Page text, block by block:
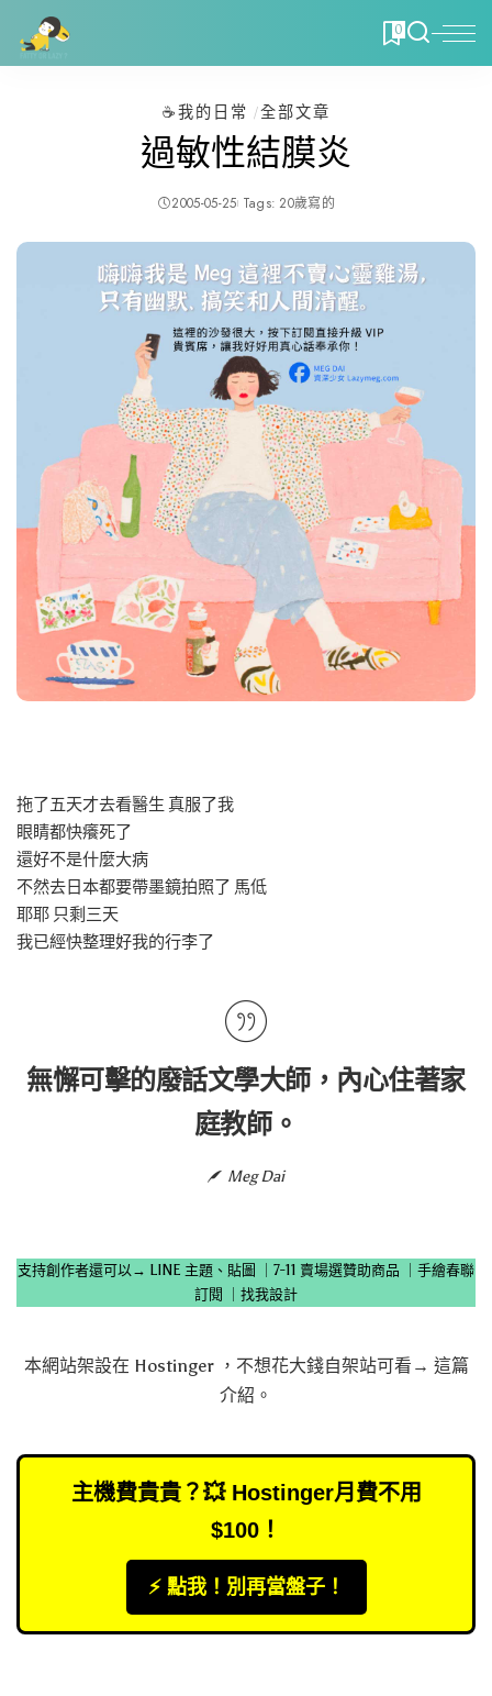
0
☕️我的日常 全部文章
過敏性結膜炎
2005-05-25 Tags: 20歲寫的
拖了五天才去看醫生 真服了我
眼睛都快癢死了
還好不是什麼大病
不然去日本都要帶墨鏡拍照了 馬低
耶耶 只剩三天
我已經快整理好我的行李了
無懈可擊的廢話文學大師，內心住著家
庭教師。
Meg Dai
支持創作者還可以→ LINE 主題、貼圖 7-11 賣場選贊助商品
手繪春聯
訂閱
找我設計
本網站架設在 Hostinger，不想花大錢自架站可看→ 這篇
介紹 。
主機費貴貴？💥 Hostinger月費不用
$100！
⚡️ 點我！別再當盤子！